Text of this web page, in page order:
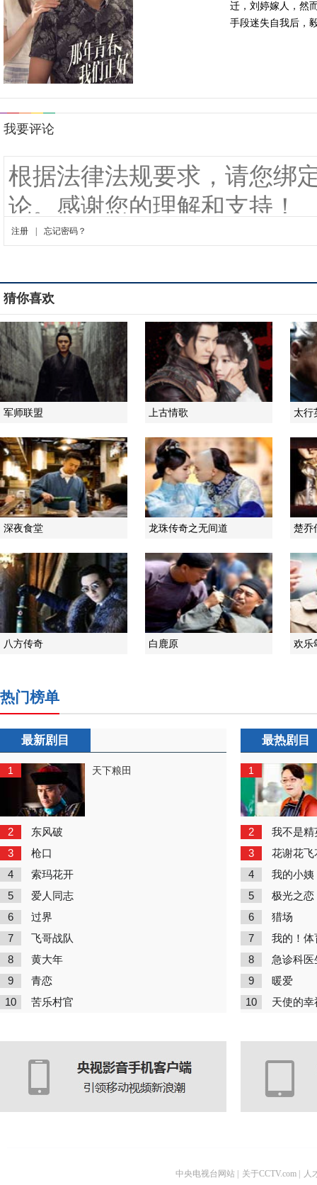
迁，刘婷嫁人，然
手段迷失自我后，
猜你喜欢
军师联盟 上古情歌 太行
深夜食堂 龙珠传奇之无间道 楚乔
八方传奇 白鹿原 欢乐
热门榜单
最新剧目
1 天下粮田
2 东风破
3 枪口
4 索玛花开
5 爱人同志
6 过界
7 飞哥战队
8 黄大年
9 青恋
10 苦乐村官
最热剧目
1
2 我不是精
3 花谢花飞
4 我的小姨
5 极光之恋
6 猎场
7 我的！体
8 急诊科医
9 暖爱
10 天使的幸
中央电视台网站 关于CCTV.com 人